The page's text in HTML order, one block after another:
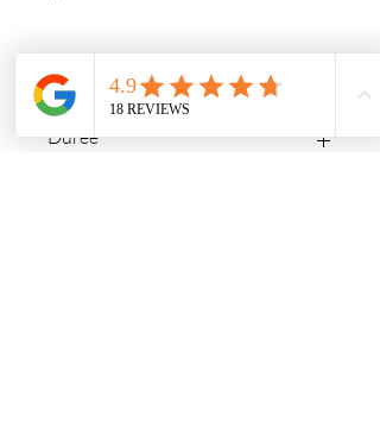
Format
Video format mp4
Durée